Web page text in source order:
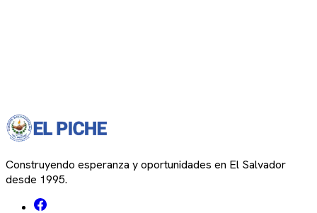
Construyendo esperanza y oportunidades en El Salvador
desde 1995.